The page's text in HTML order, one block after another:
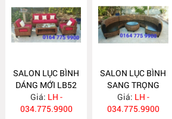
SALON LỤC BÌNH
DÁNG MỚI LB52
Giá: LH -
034.775.9900
SALON LỤC BÌNH
SANG TRỌNG
LB51
Giá: LH -
034.775.9900